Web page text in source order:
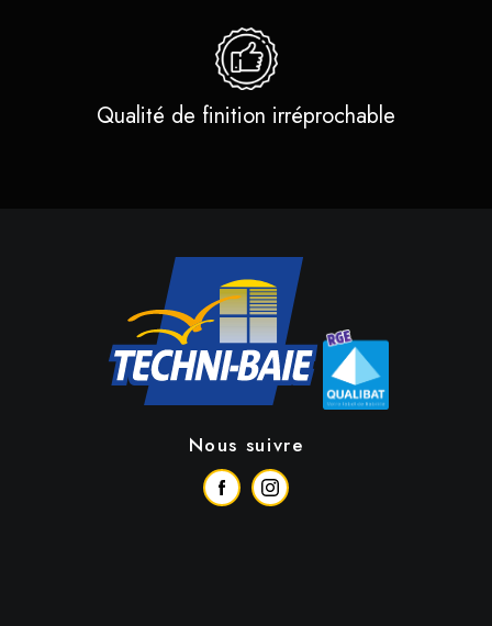
Qualité de finition irréprochable
Nous suivre